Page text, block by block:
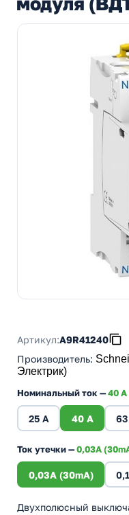
Артикул:A9R41240
Производитель:
Электрик)
Номинальный ток —40 A
25 A 40 A 63
Ток утечки —0,03A
0,03A (30mA)
Двухполюсный